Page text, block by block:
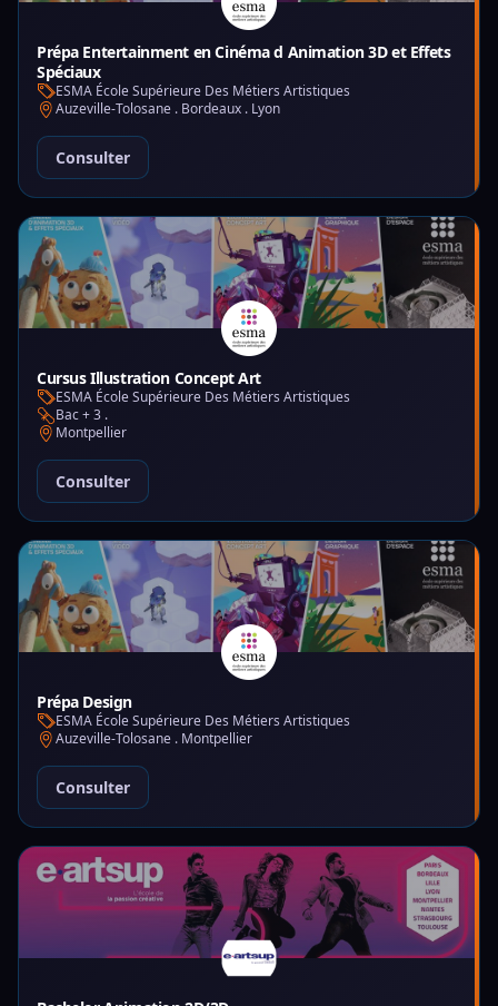
Prépa Entertainment en Cinéma d Animation 3D et Effets
Spéciaux
ESMA École Supérieure Des Métiers Artistiques
Auzeville-Tolosane . Bordeaux . Lyon
Consulter
Cursus Illustration Concept Art
ESMA École Supérieure Des Métiers Artistiques
Bac + 3 .
Montpellier
Consulter
Prépa Design
ESMA École Supérieure Des Métiers Artistiques
Auzeville-Tolosane . Montpellier
Consulter